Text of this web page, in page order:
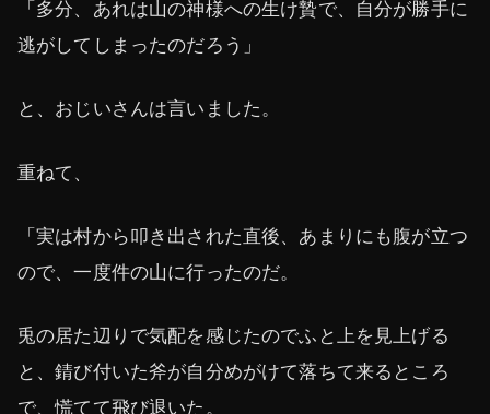
「多分、あれは山の神様への生け贄で、自分が勝手に
逃がしてしまったのだろう」
と、おじいさんは言いました。
重ねて、
「実は村から叩き出された直後、あまりにも腹が立つ
ので、一度件の山に行ったのだ。
兎の居た辺りで気配を感じたのでふと上を見上げる
と、錆び付いた斧が自分めがけて落ちて来るところ
で、慌てて飛び退いた。